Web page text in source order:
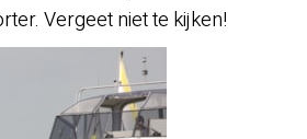
Vergeet niet te kijken!